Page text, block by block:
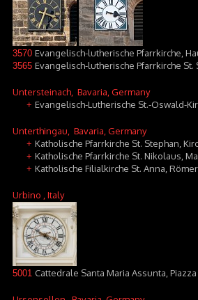
3570 Evangelisch-lutherische Pfarrkirche,
3565 Evangelisch-lutherische Pfarrkirche St.
Untersteinach , Bavaria, Germany
+ Evangelisch-Lutherische St.-Oswald-
Unterthingau , Bavaria, Germany
+ Katholische Pfarrkirche St. Stephan,
+ Katholische Pfarrkirche St. Nikolaus,
+ Katholische Filialkirche St. Anna,
Urbino , Italy
5001 Cattedrale Santa Maria Assunta,